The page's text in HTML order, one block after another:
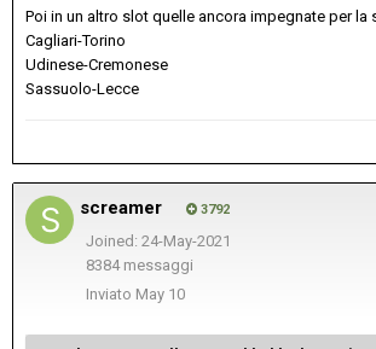
Poi in un altro slot quelle ancora impegnate per la
Cagliari-Torino
Udinese-Cremonese
Sassuolo-Lecce
screamer 3792
Joined: 24-May-2021
8384 messaggi
Inviato May 10